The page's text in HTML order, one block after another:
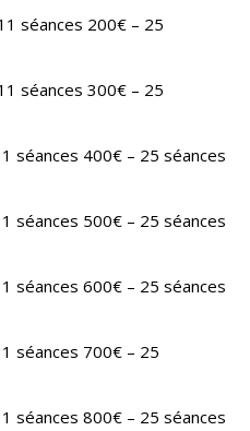
séances 200€ – 25
séances 300€ – 25
séances 400€ – 25 séances
séances 500€ – 25 séances
séances 600€ – 25 séances
séances 700€ – 25
séances 800€ – 25 séances